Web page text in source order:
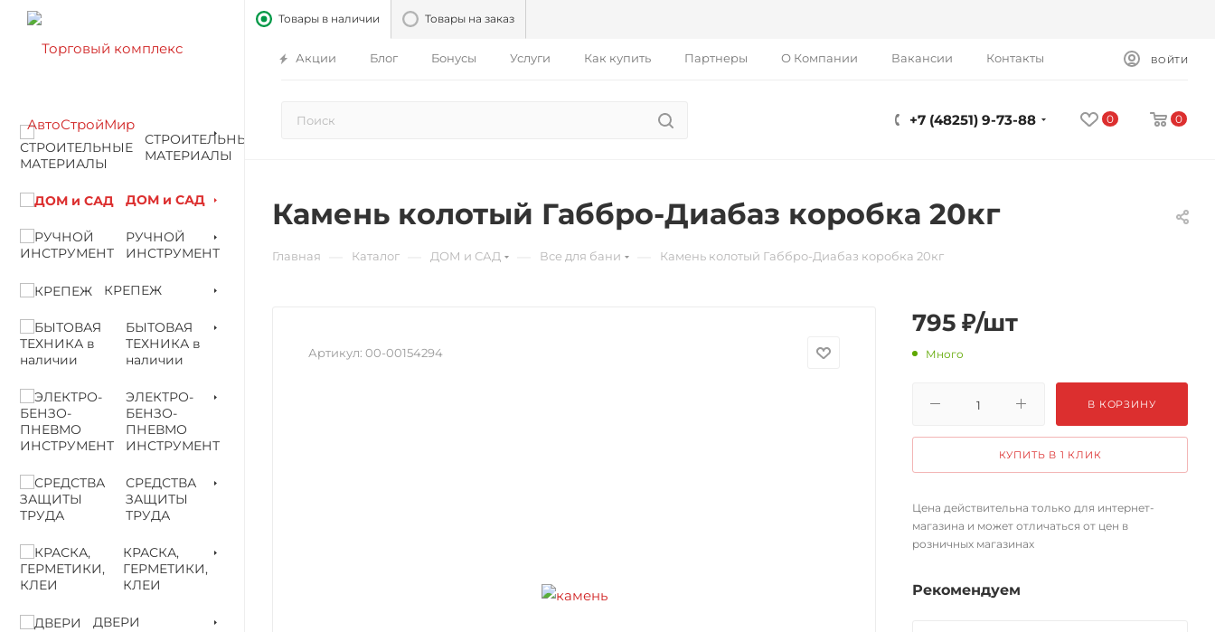
Товары в наличии Товары на заказ
Акции Блог Бонусы Услуги Как купить Партнеры О Компании Вакансии Контакты ВОЙТИ
0 0
+7 (48251) 9-73-88
СТРОИТЕЛЬНЫЕ
МАТЕРИАЛЫ
ДОМ и САД
РУЧНОЙ
ИНСТРУМЕНТ
КРЕПЕЖ
БЫТОВАЯ
ТЕХНИКА в
наличии
ЭЛЕКТРО-
БЕНЗО-
ПНЕВМО
ИНСТРУМЕНТ
СРЕДСТВА
ЗАЩИТЫ
ТРУДА
КРАСКА,
ГЕРМЕТИКИ,
КЛЕИ
ДВЕРИ
Камень колотый Габбро-Диабаз коробка 20кг
Главная Каталог ДОМ и САД Все для бани Камень колотый Габбро-Диабаз коробка 20кг
Артикул: 00-00154294
795 ₽/шт
Много
В КОРЗИНУ
КУПИТЬ В 1 КЛИК
Цена действительна только для интернет-
магазина и может отличаться от цен в
розничных магазинах
Рекомендуем